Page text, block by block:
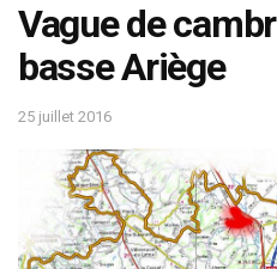
Vague de
basse Ariège
25 juillet 2016